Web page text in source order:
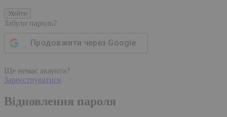
Увійти
Забули пароль?
Продовжити через Google
Ще немає акаунта?
Зареєструватися
Відновлення пароля